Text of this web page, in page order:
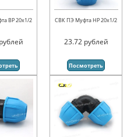
ВР 20х1/2
рублей
СВК ПЭ Муфта НР 20х1/2
23.72 рублей
Посмотреть